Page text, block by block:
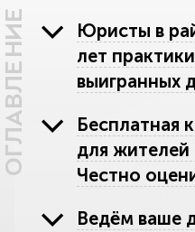
ОГЛАВЛЕНИЕ
Юристы в
лет
выигранных
Бесплатная
для жителей
Честно
Ведём ваше